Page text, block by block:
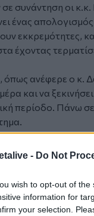
- Do Not
wish to opt-out of
information for
your selection.
συνάντηση οι
ένας
εκκρεμότητες,
έχοντας
ανέφερε ο κ.
και να
περίοδο. Πάνω
και
και η έδρα
Οικονόμου